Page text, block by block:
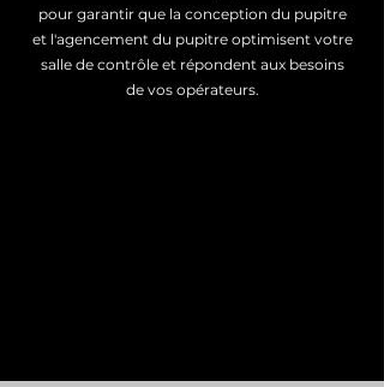
pour garantir que la conception du pupitre
et l'agencement du pupitre optimisent votre
salle de contrôle et répondent aux besoins
de vos opérateurs.